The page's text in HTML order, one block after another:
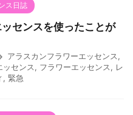
ス日誌
センスを使ったことが
アラスカンフラワーエッセンス,
ッセンス, フラワーエッセンス, レ
, 緊急